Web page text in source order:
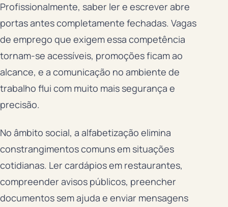
Profissionalmente, saber ler e escrever abre
portas antes completamente fechadas. Vagas
de emprego que exigem essa competência
tornam-se acessíveis, promoções ficam ao
alcance, e a comunicação no ambiente de
trabalho flui com muito mais segurança e
precisão.
No âmbito social, a alfabetização elimina
constrangimentos comuns em situações
cotidianas. Ler cardápios em restaurantes,
compreender avisos públicos, preencher
documentos sem ajuda e enviar mensagens